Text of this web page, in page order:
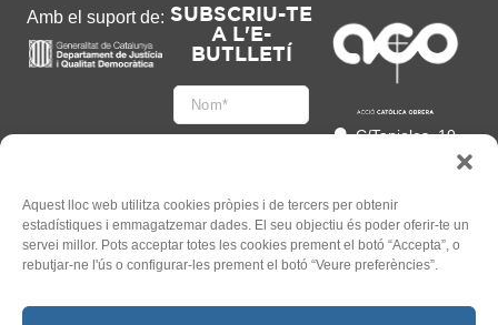
Aquest lloc web utilitza cookies pròpies i de tercers per obtenir
estadístiques i emmagatzemar dades. El seu objectiu és poder oferir-te un
servei millor. Pots acceptar totes les cookies prement el botó “Accepta”, o
rebutjar-ne l'ús o configurar-les prement el botó “Veure preferències”.
Amb el suport de: SUBSCRIU-TE
A L'E-
BUTLLETÍ
Accepto
l'Informació legal
C/Tapioles, 10
93 505 86 86
hola@acocat.org